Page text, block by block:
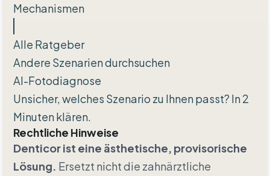
Mechanismen
Alle Ratgeber
Andere Szenarien durchsuchen
AI-Fotodiagnose
Unsicher, welches Szenario zu Ihnen passt? In 2
Minuten klären.
Rechtliche Hinweise
Denticor ist eine ästhetische, provisorische
Lösung. Ersetzt nicht die zahnärztliche